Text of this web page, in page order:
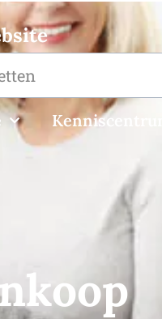
Kenniscentrum